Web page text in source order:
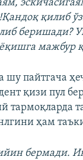
қилиб
беришади?
мажбур
шу пайтгача
қизи пул
тармоқларда
ҳам
бермади.